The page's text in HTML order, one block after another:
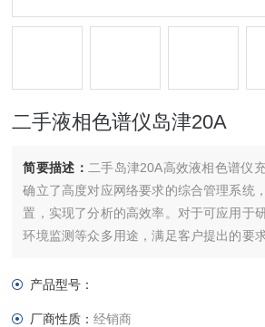
二手液相色谱仪岛津20A
简要描述： 二手岛津20A高效液相色谱仪
确立了高度对应网络要求的综合管理系统
置，实现了分析的高效率。对于可应用于
环境监测等众多用途，满足客户提出的要
产品型号：
厂商性质：经销商